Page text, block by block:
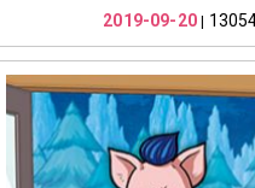
2019-09-20|